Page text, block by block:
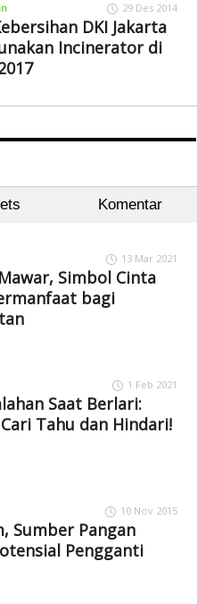
29 Des 2014
DKI Jakarta
Incinerator di
Komentar
13 Mar 2021
Simbol Cinta
bagi
1 Feb 2021
Saat Berlari:
Tahu dan Hindari!
10 Nov 2015
Sumber Pangan
Pengganti